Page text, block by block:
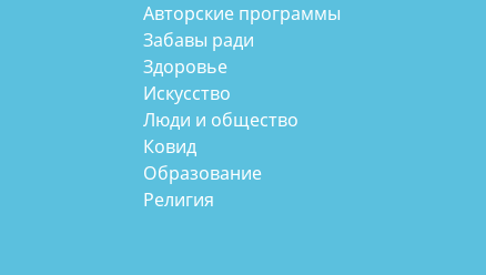
Авторские программы
Забавы ради
Здоровье
Искусство
Люди и общество
Ковид
Образование
Религия